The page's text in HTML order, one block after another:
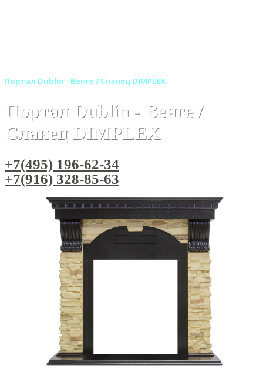
Портал Dublin - Венге / Сланец DIMPLEX
Портал Dublin - Венге /
Сланец DIMPLEX
+7(495) 196-62-34
+7(916) 328-85-63